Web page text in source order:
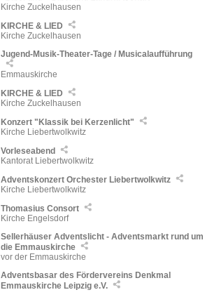
Kirche Zuckelhausen
KIRCHE & LIED
Kirche Zuckelhausen
Jugend-Musik-Theater-Tage / Musicalaufführung
Emmauskirche
KIRCHE & LIED
Kirche Zuckelhausen
Konzert "Klassik bei Kerzenlicht"
Kirche Liebertwolkwitz
Vorleseabend
Kantorat Liebertwolkwitz
Adventskonzert Orchester Liebertwolkwitz
Kirche Liebertwolkwitz
Thomasius Consort
Kirche Engelsdorf
Sellerhäuser Adventslicht - Adventsmarkt rund um
die Emmauskirche
vor der Emmauskirche
Adventsbasar des Fördervereins Denkmal
Emmauskirche Leipzig e.V.